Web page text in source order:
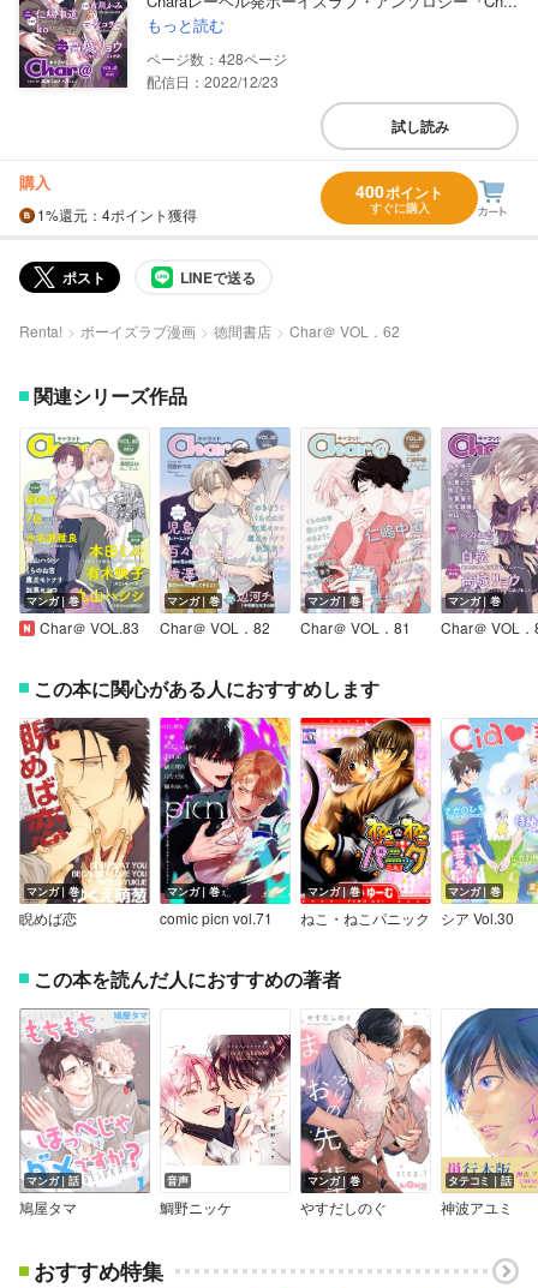
もっと読む
428
配信日：2022/12/23
試し読み
購入
1%還元 ：4ポイント獲得
400ポイント
すぐに購入
ポスト LINEで送る
Renta! ボーイズラブ漫画 徳間書店 Char＠ VOL．62
関連シリーズ作品
マンガ｜巻
Char＠ VOL.83
マンガ｜巻
Char＠ VOL．82
マンガ｜巻
Char＠ VOL．81
マンガ｜巻
Char＠ VOL
この本に関心がある人におすすめします
マンガ｜巻
睨めば恋
マンガ｜巻
comic picn vol.71
マンガ｜巻
ねこ・ねこパニック
マンガ｜巻
シア Vol.30
この本を読んだ人におすすめの著者
マンガ｜話
鳩屋タマ
音声
鯛野ニッケ
マンガ｜巻
やすだしのぐ
タテコミ｜話
神波アユミ
おすすめ特集